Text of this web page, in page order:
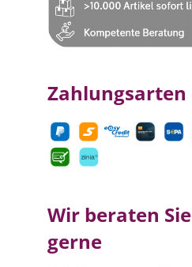
Zahlungsarten
Wir beraten Sie
gerne